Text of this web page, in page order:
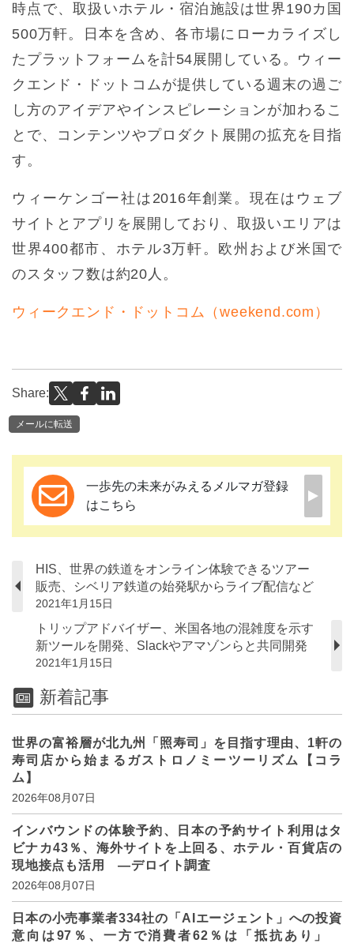
時点で、取扱いホテル・宿泊施設は世界190カ国
500万軒。日本を含め、各市場にローカライズし
たプラットフォームを計54展開している。ウィー
クエンド・ドットコムが提供している週末の過ご
し方のアイデアやインスピレーションが加わるこ
とで、コンテンツやプロダクト展開の拡充を目指
す。
ウィーケンゴー社は2016年創業。現在はウェブ
サイトとアプリを展開しており、取扱いエリアは
世界400都市、ホテル3万軒。欧州および米国で
のスタッフ数は約20人。
ウィークエンド・ドットコム（weekend.com）
Share:
メールに転送
一歩先の未来がみえるメルマガ登録
はこちら
HIS、世界の鉄道をオンライン体験できるツアー
販売、シベリア鉄道の始発駅からライブ配信など
2021年1月15日
トリップアドバイザー、米国各地の混雑度を示す
新ツールを開発、Slackやアマゾンらと共同開発
2021年1月15日
新着記事
世界の富裕層が北九州「照寿司」を目指す理由、1軒の
寿司店から始まるガストロノミーツーリズム【コラ
ム】
2026年08月07日
インバウンドの体験予約、日本の予約サイト利用はタ
ビナカ43％、海外サイトを上回る、ホテル・百貨店の
現地接点も活用 ―デロイト調査
2026年08月07日
日本の小売事業者334社の「AIエージェント」への投資
意向は97％、一方で消費者62％は「抵抗あり」